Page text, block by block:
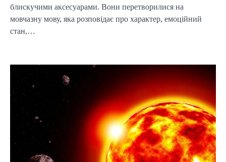
блискучими аксесуарами. Вони перетворилися на
мовчазну мову, яка розповідає про характер, емоційний
стан,…